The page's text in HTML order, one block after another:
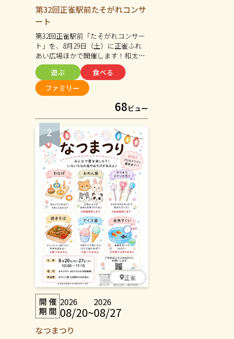
第32回正雀駅前たそがれコンサ
ート
第32回正雀駅前「たそがれコンサー
ト」を、8月29日（土）に正雀ふれ
あい広場ほかで開催します！和太鼓
や吹奏楽、ダンスなどの多彩なステ
ージをはじめ、フランクフルトやか
き氷などの模擬店、楽しい遊びコー
ナーやフリーマーケットなど、子ど
もから大人まで楽しめる催しが盛り
だくさんです。音楽に包まれなが
ら、おいしい食べ物や交流を楽し
み、夏の夕暮れのひとときを過ごし
ませんか？入場無料です。皆さまお
誘い合わせのうえ、ぜひお気軽にお
越しください。
遊ぶ
食べる
ファミリー
68ビュー
正雀
2026
08/20~
2026
08/27
なつまつり